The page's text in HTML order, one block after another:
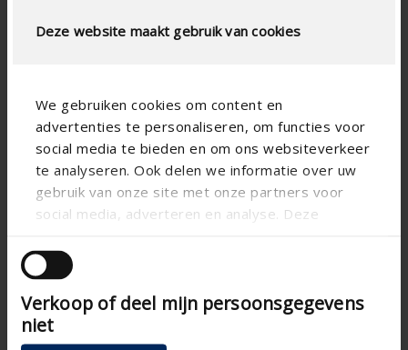
Deze website maakt gebruik van cookies
We gebruiken cookies om content en
advertenties te personaliseren, om functies voor
social media te bieden en om ons websiteverkeer
te analyseren. Ook delen we informatie over uw
gebruik van onze site met onze partners voor
social media, adverteren en analyse. Deze
andere informatie die u aan ze heeft verstrekt of
die ze hebben verzameld op basis van uw gebruik
van hun services.
Verkoop of deel mijn persoonsgegevens
niet

Spécifications techniques
App
Fonction Breeze
Certifié CE
Commande à la demande